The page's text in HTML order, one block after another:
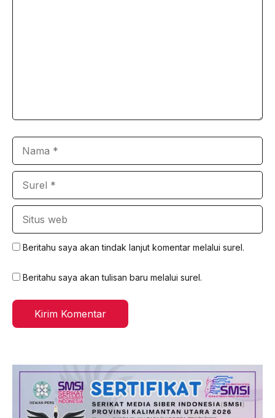
Beritahu saya akan tindak lanjut komentar melalui surel.
Beritahu saya akan tulisan baru melalui surel.